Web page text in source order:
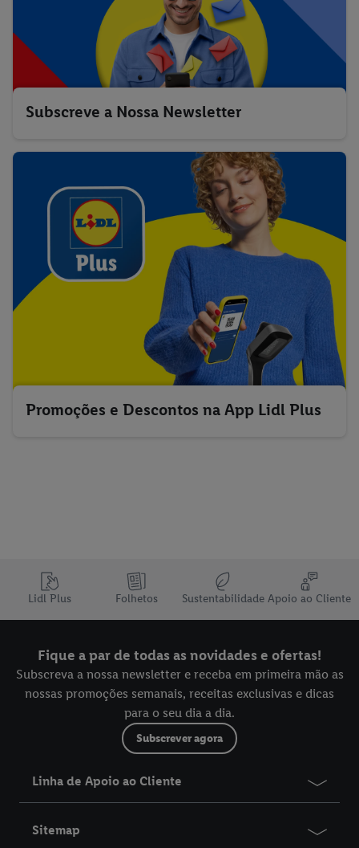
Subscreve a Nossa Newsletter
Promoções e Descontos na App Lidl Plus
Lidl Plus Folhetos Sustentabilidade Apoio ao Cliente
Fique a par de todas as novidades e ofertas!
Subscreva a nossa newsletter e receba em primeira mão as
nossas promoções semanais, receitas exclusivas e dicas
para o seu dia a dia.
Subscrever agora
Linha de Apoio ao Cliente
Sitemap